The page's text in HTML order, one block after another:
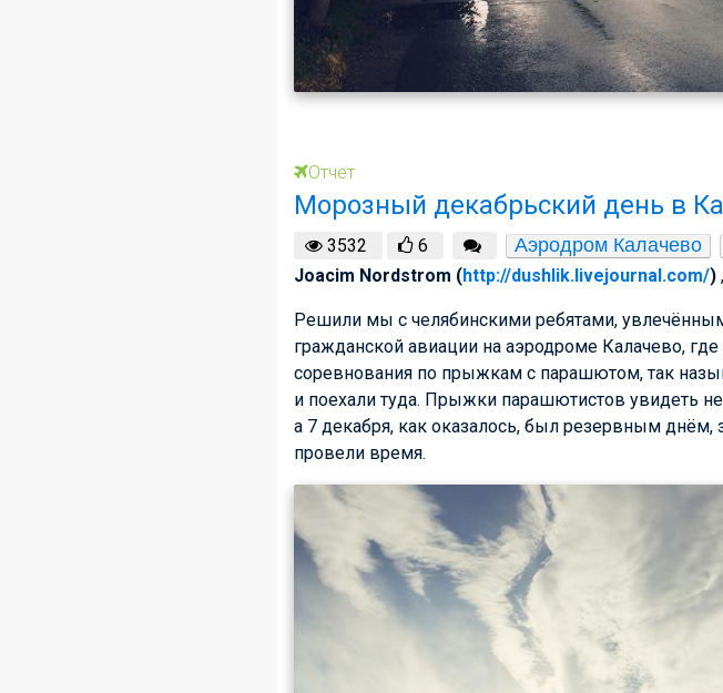
Отчет
Морозный декабрьский день в
3532 6 Аэродром Калачево
Joacim Nordstrom (http://dushlik.livejournal.com/)
Решили мы с челябинскими ребятами,
гражданской авиации на аэродроме Калачево,
соревнования по прыжкам с парашютом, так
и поехали туда. Прыжки парашютистов увидеть
а 7 декабря, как оказалось, был резервным днём,
провели время.